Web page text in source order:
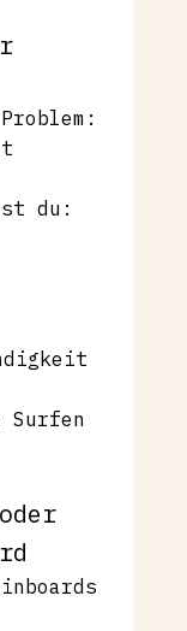
du:
Surfen